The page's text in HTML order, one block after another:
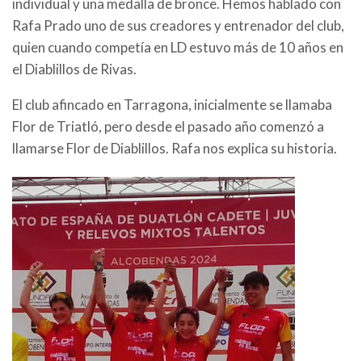
individual y una medalla de bronce. Hemos hablado con
Rafa Prado uno de sus creadores y entrenador del club,
quien cuando competía en LD estuvo más de 10 años en
el Diablillos de Rivas.
El club afincado en Tarragona, inicialmente se llamaba
Flor de Triatló, pero desde el pasado año comenzó a
llamarse Flor de Diablillos. Rafa nos explica su historia.